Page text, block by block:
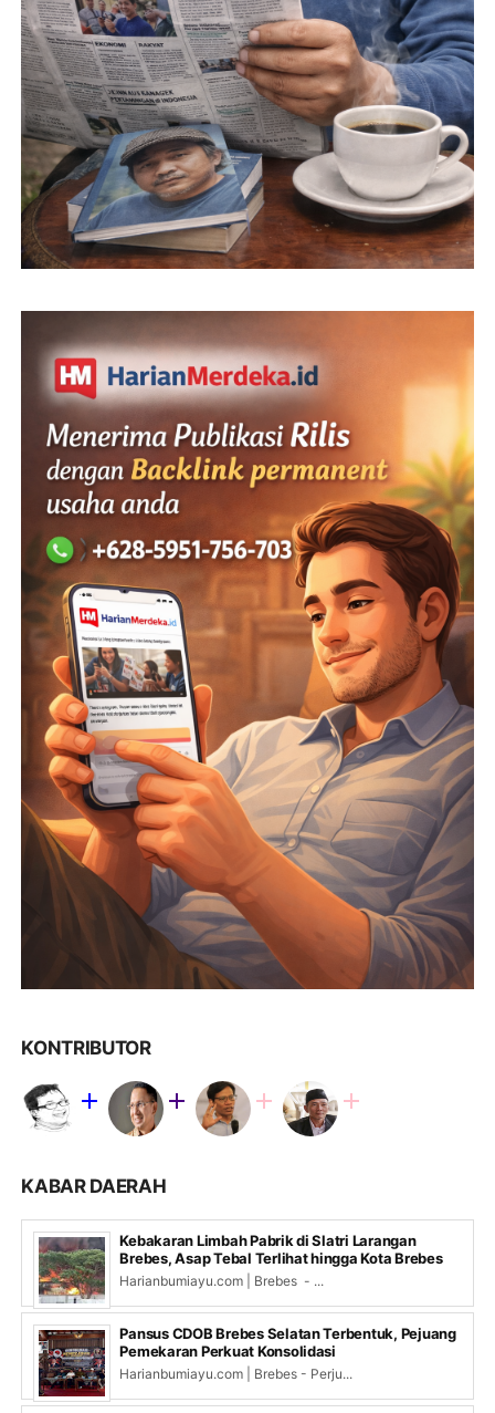
KONTRIBUTOR
KABAR DAERAH
Kebakaran Limbah Pabrik di Slatri Larangan
Brebes, Asap Tebal Terlihat hingga Kota Brebes
Harianbumiayu.com | Brebes - ...
Pansus CDOB Brebes Selatan Terbentuk, Pejuang
Pemekaran Perkuat Konsolidasi
Harianbumiayu.com | Brebes - Perju...